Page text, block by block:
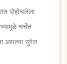
पोहोचलेला
चर्चेत
आपल्या सुरेल